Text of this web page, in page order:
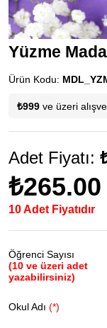
Yüzme
Ürün Kodu:
₺999 ve üzeri
Adet Fiyatı:
₺265.00
10 Adet Fiyatıdır
Öğrenci Sayısı
(10 ve üzeri adet
yazabilirsiniz)
Okul Adı (*)